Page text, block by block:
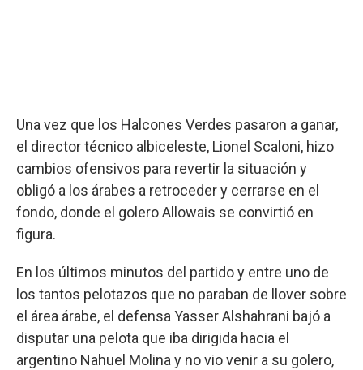
Una vez que los Halcones Verdes pasaron a ganar,
el director técnico albiceleste, Lionel Scaloni, hizo
cambios ofensivos para revertir la situación y
obligó a los árabes a retroceder y cerrarse en el
fondo, donde el golero Allowais se convirtió en
figura.
En los últimos minutos del partido y entre uno de
los tantos pelotazos que no paraban de llover sobre
el área árabe, el defensa Yasser Alshahrani bajó a
disputar una pelota que iba dirigida hacia el
argentino Nahuel Molina y no vio venir a su golero,